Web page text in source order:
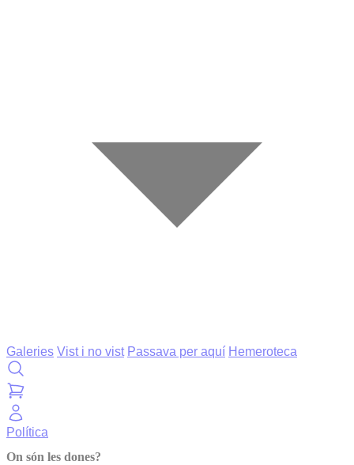
Galeries Vist i no vist Passava per aquí Hemeroteca
Política
On són les dones?